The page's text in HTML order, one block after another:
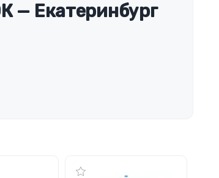
— Екатеринбург